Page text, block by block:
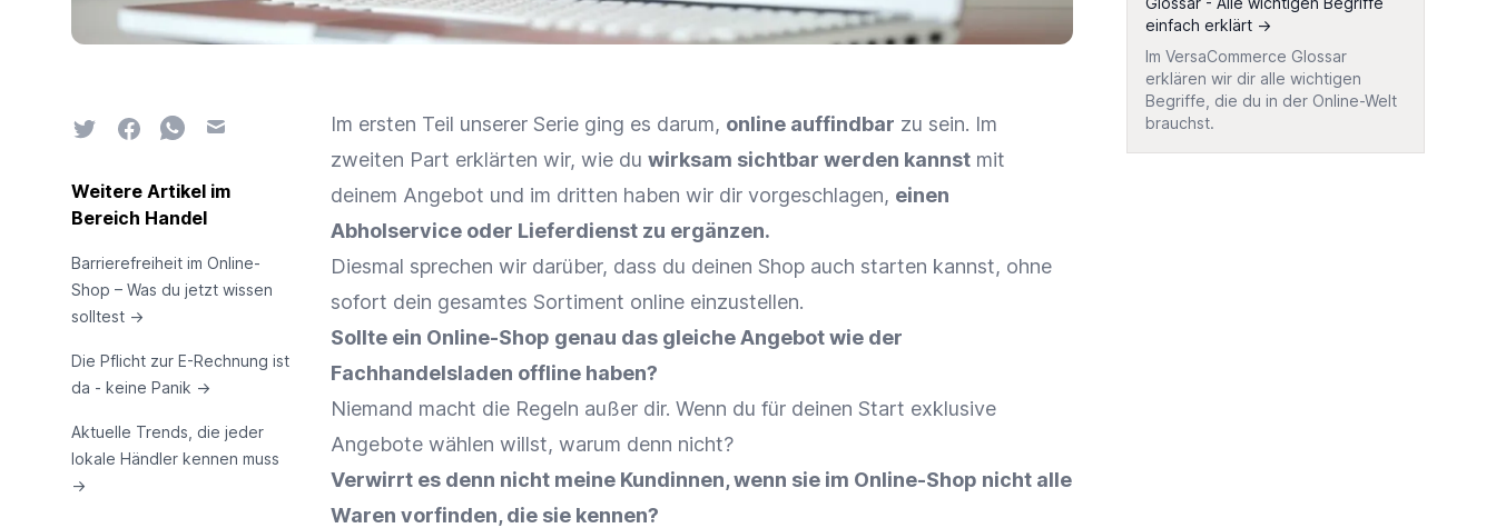
TwitterFacebookWhatsapp
Email
Weitere Artikel im
Bereich Handel
Barrierefreiheit im Online-
Shop – Was du jetzt wissen
solltest →
Die Pflicht zur E-Rechnung ist
da - keine Panik →
Aktuelle Trends, die jeder
lokale Händler kennen muss
→
Im ersten Teil unserer Serie ging es darum, online auffindbar zu sein. Im
zweiten Part erklärten wir, wie du wirksam sichtbar werden kannst mit
deinem Angebot und im dritten haben wir dir vorgeschlagen, einen
Abholservice oder Lieferdienst zu ergänzen.
Diesmal sprechen wir darüber, dass du deinen Shop auch starten kannst, ohne
sofort dein gesamtes Sortiment online einzustellen.
Sollte ein Online-Shop genau das gleiche Angebot wie der
Fachhandelsladen offline haben?
Niemand macht die Regeln außer dir. Wenn du für deinen Start exklusive
Angebote wählen willst, warum denn nicht?
Verwirrt es denn nicht meine Kundinnen, wenn sie im Online-Shop nicht alle
Waren vorfinden, die sie kennen?
einfach erklärt →
Im VersaCommerce Glossar
erklären wir dir alle wichtigen
Begriffe, die du in der Online-Welt
brauchst.